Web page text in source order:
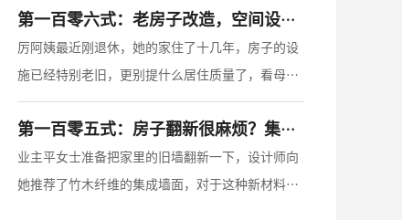
爸的起居更便利，更安全。 第一百零六式：老房子改造，空间设计要合理。
厉阿姨最近刚退休，她的家住了十几年，房子的设
施已经特别老旧，更别提什么居住质量了，看母亲
歇了下来，天天待在家里，厉阿姨的儿子决定要把
老房翻新改造一遍，他提出要将空间好好设计，让
妈妈可以享受舒适的退休生活。
第一百零五式：房子翻新很麻烦？集成墙面了解一下！
业主平女士准备把家里的旧墙翻新一下，设计师向
她推荐了竹木纤维的集成墙面，对于这种新材料别